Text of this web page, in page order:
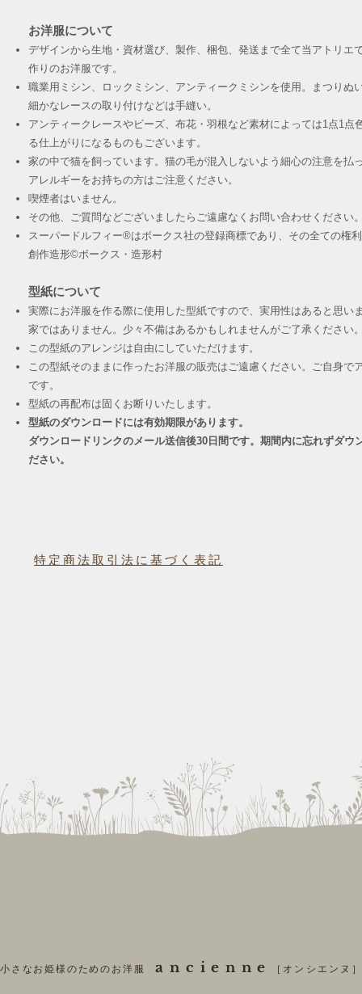
お洋服について
デザインから生地・資材選び、製作、梱包、発送まで全て当アトリエ
作りのお洋服です。
職業用ミシン、ロックミシン、アンティークミシンを使用。まつりぬ
細かなレースの取り付けなどは手縫い。
アンティークレースやビーズ、布花・羽根など素材によっては1点1点
る仕上がりになるものもございます。
家の中で猫を飼っています。猫の毛が混入しないよう細心の注意を払
アレルギーをお持ちの方はご注意ください。
喫煙者はいません。
その他、ご質問などございましたらご遠慮なくお問い合わせください
スーパードルフィー®︎はボークス社の登録商標であり、その全ての権
創作造形©︎ボークス・造形村
型紙について
実際にお洋服を作る際に使用した型紙ですので、実用性はあると思い
家ではありません。少々不備はあるかもしれませんがご了承ください
この型紙のアレンジは自由にしていただけます。
この型紙そのままに作ったお洋服の販売はご遠慮ください。ご自身で
です。
​型紙の再配布は固くお断りいたします。
型紙のダウンロードには有効期限があります。
ダウンロードリンクのメール送信後30日間です。期間内に忘れずダウ
ださい。
特定商法取引法に基づく表記
小さなお姫様のためのお洋服 ancienne ［オンシエンヌ